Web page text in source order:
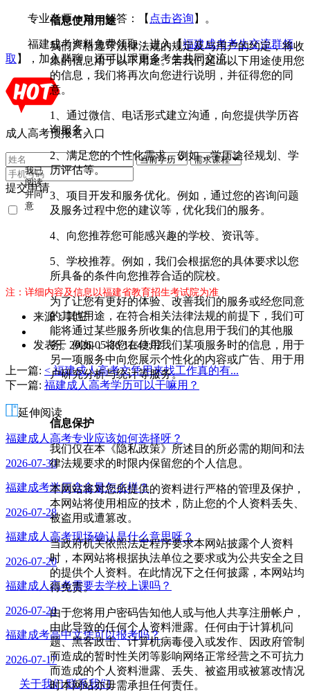
专业老师一对一解答：【 点击咨询 】。
福建成考资料免费领取：进入【福建成考考生交流群领
取 】，加入群聊，还可以跟更多考生共同交流。
成人高考预报名入口
提交申请
我已
阅读
并同
意
信息使用用途
我们严格遵守法律法规的规定及与用户的约定，将收
集的信息用于以下用途。若我们超出以下用途使用您
的信息，我们将再次向您进行说明，并征得您的同
意。
1、通过微信、电话形式建立沟通，向您提供学历咨
询服务。
2、满足您的个性化需求。例如，学历途径规划、学
历评估等。
3、项目开发和服务优化。例如，通过您的咨询问题
及服务过程中您的建议等，优化我们的服务。
4、向您推荐您可能感兴趣的学校、资讯等。
5、学校推荐。例如，我们会根据您的具体要求以您
所具备的条件向您推荐合适的院校。
为了让您有更好的体验、改善我们的服务或经您同意
的其他用途，在符合相关法律法规的前提下，我们可
能将通过某些服务所收集的信息用于我们的其他服
务。例如，将您在使用我们某项服务时的信息，用于
另一项服务中向您展示个性化的内容或广告、用于用
户研究分析与统计等服务。
信息保护
我们仅在本《隐私政策》所述目的所必需的期间和法
律法规要求的时限内保留您的个人信息。
本网站将对您所提供的资料进行严格的管理及保护，
本网站将使用相应的技术，防止您的个人资料丢失、
被盗用或遭篡改。
当政府机关依照法定程序要求本网站披露个人资料
时，本网站将根据执法单位之要求或为公共安全之目
的提供个人资料。在此情况下之任何披露，本网站均
得免责。
由于您将用户密码告知他人或与他人共享注册帐户，
由此导致的任何个人资料泄露。任何由于计算机问
题、黑客政击、计算机病毒侵入或发作、因政府管制
而造成的暂时性关闭等影响网络正常经营之不可抗力
而造成的个人资料泄露、丢失、被盗用或被篡改情况
时本网站亦毋需承担任何责任。
注：详细内容及信息以福建省教育招生考试院为准
来源：其它
者：
老
师
发表于 2026-05-26 11:43:02
上一篇: < 福建成人高考文凭用来找工作真的有...
下一篇: 福建成人高考学历可以干嘛用？
延伸阅读
福建成人高考专业应该如何选择呀？
2026-07-30
福建成考学历含金量怎么样？
2026-07-28
福建成人高考现场确认是什么意思呀？
2026-07-20
福建成人高考需要去学校上课吗？
2026-07-20
福建成考高中文凭可以报考吗？
2026-07-17
关于我们 联系我们